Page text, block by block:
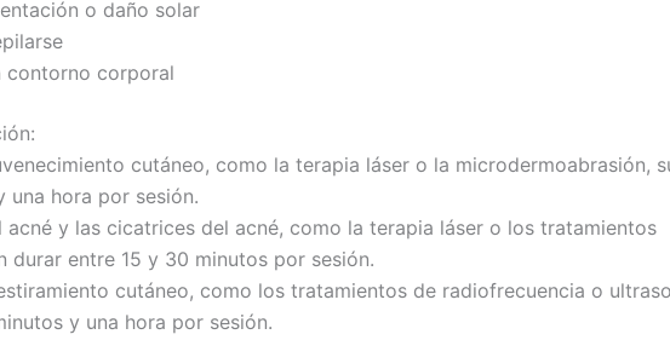
o daño solar
contorno corporal
cutáneo, como la terapia láser o la microdermoabrasión,
una hora por sesión.
y las cicatrices del acné, como la terapia láser o los tratamientos
durar entre 15 y 30 minutos por sesión.
cutáneo, como los tratamientos de radiofrecuencia o
y una hora por sesión.